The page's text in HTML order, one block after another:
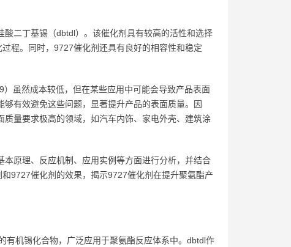
二丁基锡（dbtdl）。该催化剂具有较高的活性和选择
程。同时，9727催化剂还具有良好的相容性和稳定
虽然成本较低，但在某些应用中可能会导致产品表面
有效避免这些问题，显著提升产品的表面质量。因
量要求极高的领域，如汽车内饰、家电外壳、建筑涂
原理、反应机制、应用实例等方面进行分析，并结合
9727催化剂的效果，揭示9727催化剂在提升聚氨酯产
有机锡化合物，广泛应用于聚氨酯反应体系中。dbtdl作